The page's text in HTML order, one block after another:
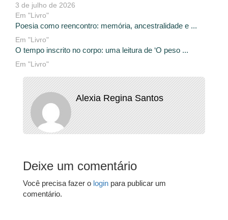
3 de julho de 2026
Em "Livro"
Poesia como reencontro: memória, ancestralidade e ...
Em "Livro"
O tempo inscrito no corpo: uma leitura de ‘O peso ...
Em "Livro"
Alexia Regina Santos
Deixe um comentário
Você precisa fazer o login para publicar um
comentário.